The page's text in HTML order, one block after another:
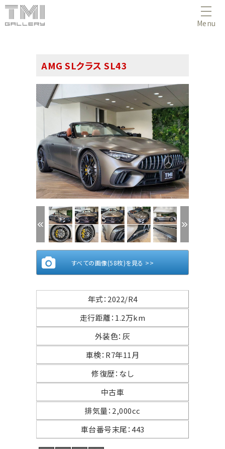
Menu
AMG SLクラス SL43
(1/58)
すべての画像(58枚)を見る >>
年式： 2022/R4
走行距離： 1.2万km
外装色： 灰
車検： R7年11月
修復歴： なし
中古車
排気量： 2,000cc
車台番号末尾：443